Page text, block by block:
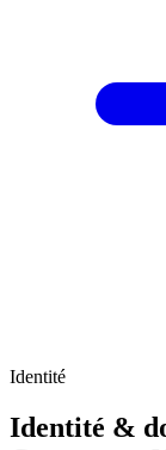
Identité
Identité &